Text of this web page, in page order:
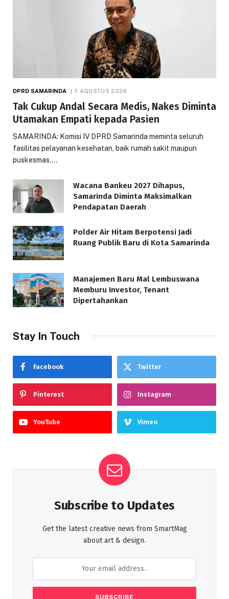
DPRD SAMARINDA 7 AGUSTUS 2026
Tak Cukup Andal Secara Medis, Nakes Diminta
Utamakan Empati kepada Pasien
SAMARINDA: Komisi IV DPRD Samarinda meminta seluruh
fasilitas pelayanan kesehatan, baik rumah sakit maupun
puskesmas,…
Wacana Bankeu 2027 Dihapus,
Samarinda Diminta Maksimalkan
Pendapatan Daerah
Polder Air Hitam Berpotensi Jadi
Ruang Publik Baru di Kota Samarinda
Manajemen Baru Mal Lembuswana
Memburu Investor, Tenant
Dipertahankan
Stay In Touch
Facebook Twitter
Pinterest Instagram
YouTube Vimeo
Subscribe to Updates
Get the latest creative news from SmartMag
about art & design.